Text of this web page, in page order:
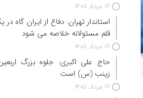
16 مرداد 1405
استاندار تهران: دفاع از ایران گاه
قلم مسئولانه خلاصه می شود
16 مرداد 1405
حاج‌ علی‌ اکبری: جلوه بزرگ
زینب (س) است
16 مرداد 1405